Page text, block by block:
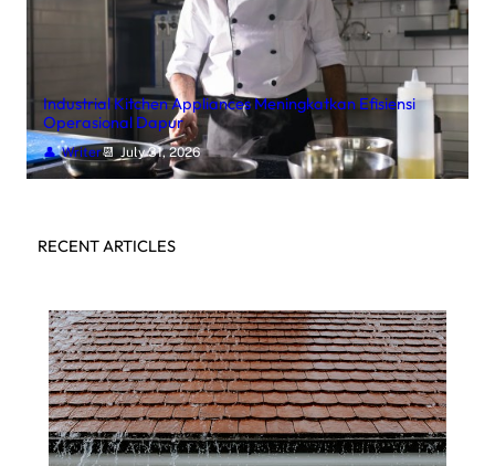
Industrial Kitchen Appliances Meningkatkan Efisiensi
Operasional Dapur
Writer July 31, 2026
RECENT ARTICLES